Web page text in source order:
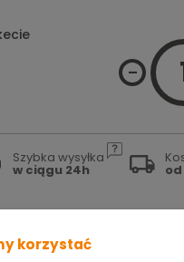
Szybka wysyłka
w ciągu 24h od
korzystać